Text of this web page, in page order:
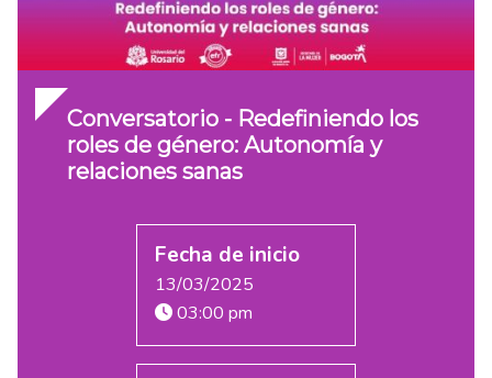
Conversatorio - Redefiniendo los
roles de género: Autonomía y
relaciones sanas
Fecha de inicio
13/03/2025
03:00 pm